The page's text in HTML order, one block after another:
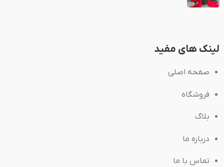
لینک های مفید
صفحه اصلی
فروشگاه
بلاگ
درباره ما
تماس با ما